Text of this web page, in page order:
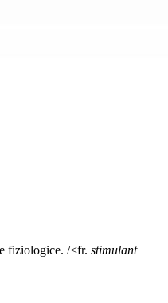
fiziologice. /<fr. stimulant